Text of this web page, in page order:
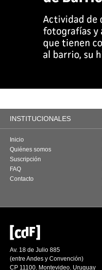
INSTITUCIONALES
Inicio
Quiénes somos
Suscripción
FAQ
Contacto
Av. 18 de Julio 885
(entre Andes y Convención)
CP 11100. Montevideo. Uruguay